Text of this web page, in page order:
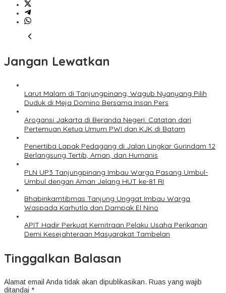
Jangan Lewatkan
Larut Malam di Tanjungpinang, Wagub Nyanyang Pilih
Duduk di Meja Domino Bersama Insan Pers
Arogansi Jakarta di Beranda Negeri: Catatan dari
Pertemuan Ketua Umum PWI dan KJK di Batam
Penertiba Lapak Pedagang di Jalan Lingkar Gurindam 12
Berlangsung Tertib, Aman, dan Humanis
PLN UP3 Tanjungpinang Imbau Warga Pasang Umbul-
Umbul dengan Aman Jelang HUT ke-81 RI
Bhabinkamtibmas Tanjung Unggat Imbau Warga
Waspada Karhutla dan Dampak El Nino
APIT Hadir Perkuat Kemitraan Pelaku Usaha Perikanan
Demi Kesejahteraan Masyarakat Tambelan
Tinggalkan Balasan
Alamat email Anda tidak akan dipublikasikan. Ruas yang wajib
ditandai *